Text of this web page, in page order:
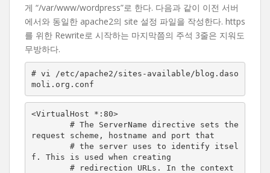
게 “/var/www/wordpress”로 한다. 다음과 같이 이전 서버
에서와 동일한 apache2의 site 설정 파일을 작성한다. https
를 위한 Rewrite로 시작하는 마지막쯤의 주석 3줄은 지워도
무방하다.
# vi /etc/apache2/sites-available/blog.daso
moli.org.conf
<VirtualHost *:80>
request scheme, hostname and port that
f. This is used when creating